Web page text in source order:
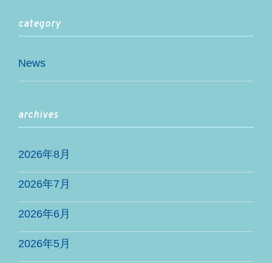
category
News
archives
2026年8月
2026年7月
2026年6月
2026年5月